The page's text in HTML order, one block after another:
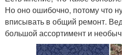
Но оно ошибочно, потому что
вписывать в общий ремонт.
большой ассортимент и